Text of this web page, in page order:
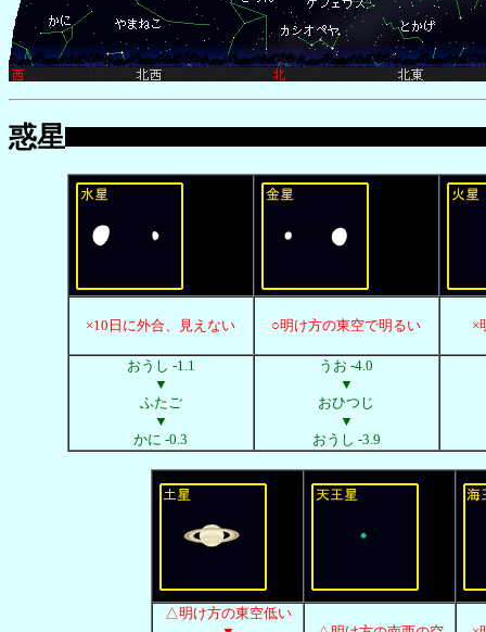
惑星
×10日に外合、見えない ○明け方の東空で明るい ×
おうし -1.1
▼
ふたご
▼
かに -0.3
うお -4.0
▼
おひつじ
▼
おうし -3.9
△明け方の東空低い